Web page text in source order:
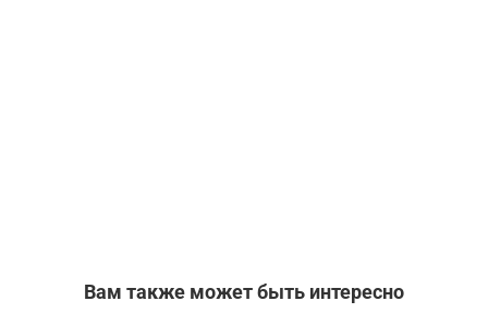
Вам также может быть интересно